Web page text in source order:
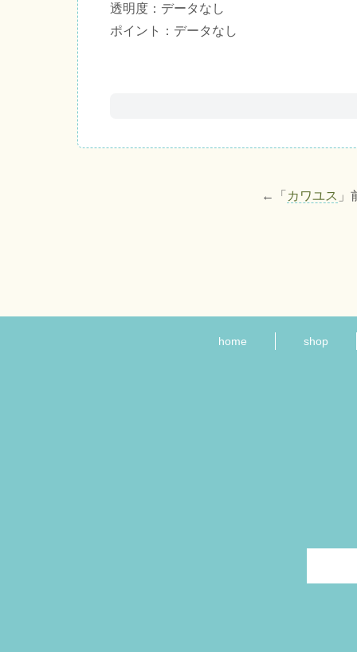
透明度：データなし
ポイント：データなし
←「 カワユス
home shop